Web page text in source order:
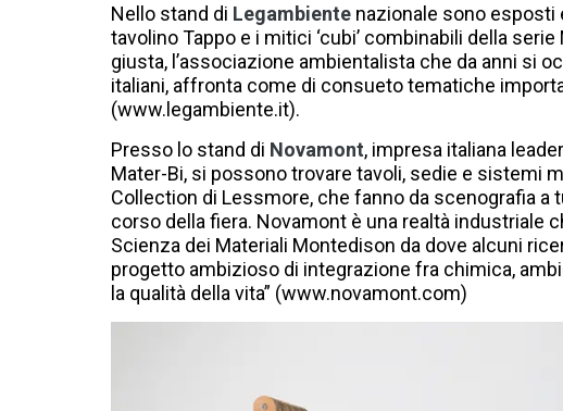
Nello stand di Legambiente nazionale sono esposti
tavolino Tappo e i mitici ‘cubi’ combinabili della
giusta, l’associazione ambientalista che da anni si
italiani, affronta come di consueto tematiche
(www.legambiente.it).
Presso lo stand di Novamont, impresa italiana
Mater-Bi, si possono trovare tavoli, sedie e sistemi
Collection di Lessmore, che fanno da scenografia
corso della fiera. Novamont è una realtà industriale
Scienza dei Materiali Montedison da dove alcuni
progetto ambizioso di integrazione fra chimica,
la qualità della vita” (www.novamont.com)